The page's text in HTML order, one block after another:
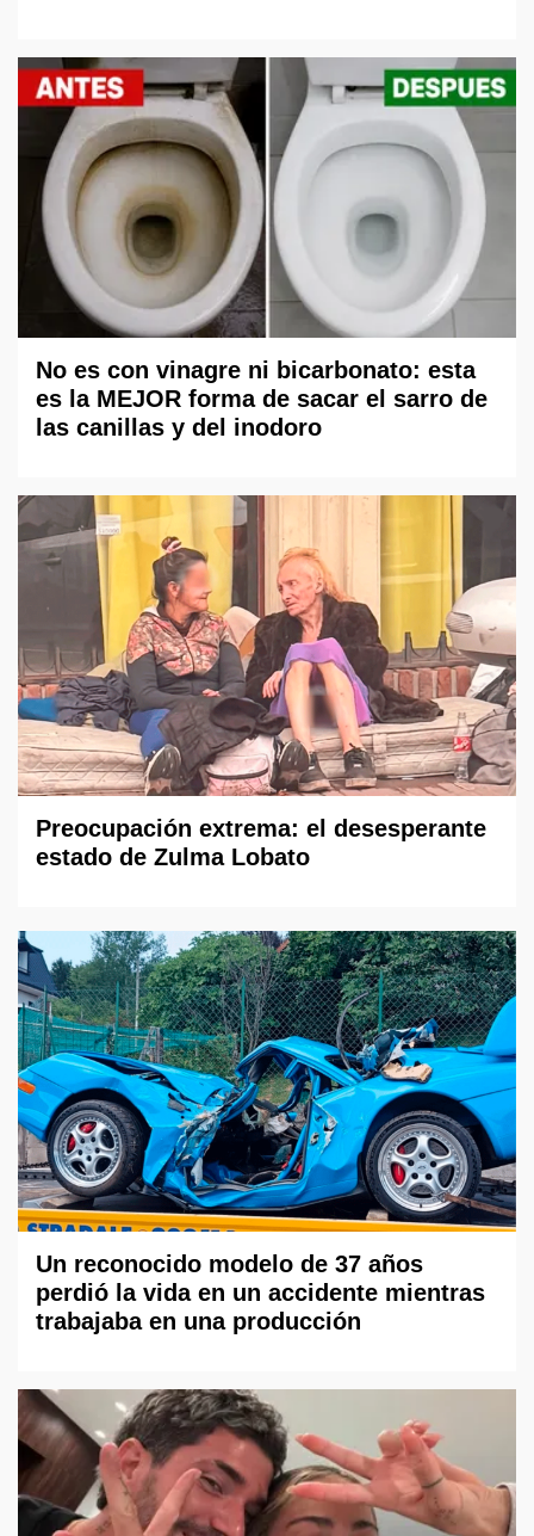
No es con vinagre ni bicarbonato: esta
es la MEJOR forma de sacar el sarro de
las canillas y del inodoro
Preocupación extrema: el desesperante
estado de Zulma Lobato
Un reconocido modelo de 37 años
perdió la vida en un accidente mientras
trabajaba en una producción